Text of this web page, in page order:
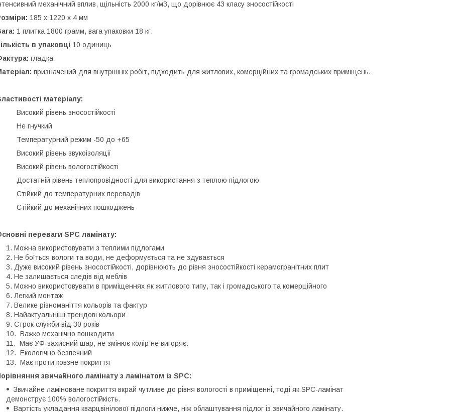
механічний вплив, щільність 2000 кг/м3, що дорівнює 43 класу зносостійкості
185 х 1220 х 4 мм
1 плитка 1800 грамм, вага упаковки 18 кг.
в упаковці 10 одиниць
гладка
призначений для внутрішніх робіт, підходить для житлових, комерційних та громадських приміщень.
матеріалу:
Високий рівень зносостійкості
Не гнучкий
Температурний режим -50 до +65
Високий рівень звукоізоляції
Високий рівень вологостійкості
Достатній рівень теплопровідності для використання з теплою підлогою
Стійкий до температурних перепадів
Стійкий до механічних пошкоджень
переваги SPC ламінату:
Можна використовувати з теплими підлогами
Не боїться вологи та води, не деформується та не здувається
Дуже високий рівень зносостійкості, дорівнюють до рівня зносостійкості керамогранітних плит
Не залишається следів від меблів
Можно використовувати в приміщеннях як житлового типу, так і громадського та комерційного
Легкий монтаж
Велике різноманіття кольорів та фактур
Найактуальніші трендові кольори
Строк служби від 30 років
Важко механічно пошкодити
Має УФ-захисний шар, не змінює колір не вигоряє.
Екологічно безпечний
Має проти ковзне покриття
звичайного ламінату з ламінатом із SPC:
Звичайне ламіноване покриття вкрай чутливе до рівня вологості в приміщенні, тоді як SPC-ламінат
демонструє 100% вологостійкість.
Вартість укладання кварцвінілової підлоги нижче, ніж облаштування підлог із звичайного ламінату.